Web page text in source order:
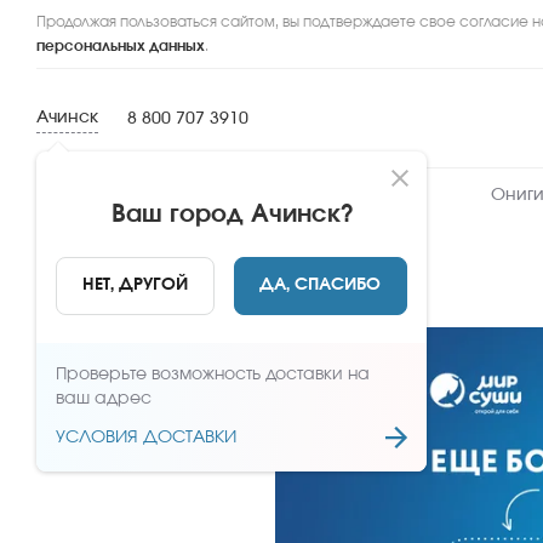
Продолжая пользоваться сайтом, вы подтверждаете свое согласие
персональных данных.
Ачинск
Ваш город Ачинск?
НЕТ, ДРУГОЙ ДА, СПАСИБО
Проверьте возможность доставки на
ваш адрес
УСЛОВИЯ ДОСТАВКИ
8 800 707 3910
НАЗАД